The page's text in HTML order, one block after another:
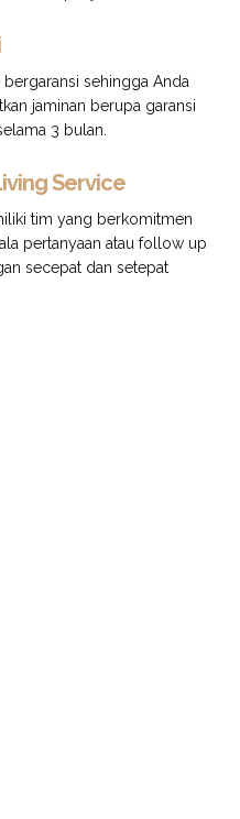
bergaransi sehingga Anda
jaminan berupa garansi
3 bulan.
Service
tim yang berkomitmen
pertanyaan atau follow up
secepat dan setepat